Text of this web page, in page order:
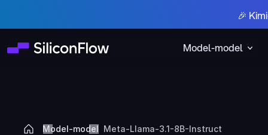
Model-model
🎉
Model-model Meta-Llama-3.1-8B-Instruct